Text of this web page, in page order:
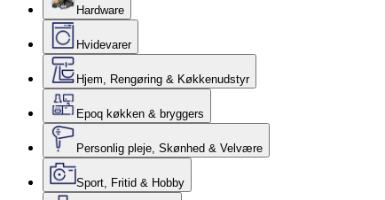
Hardware
Hvidevarer
Hjem, Rengøring & Køkkenudstyr
Epoq køkken & bryggers
Personlig pleje, Skønhed & Velvære
Sport, Fritid & Hobby